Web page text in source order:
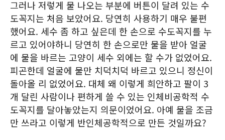
그러나 저렇게 물 나오는 부분에 버튼이 달려 있는 수
도꼭지는 처음 보았어요. 당연히 사용하기 매우 불편
했어요. 세수 좀 하고 싶은데 한 손으로 수도꼭지를 누
르고 있어야하니 당연히 한 손으로만 물을 받아 얼굴
에 물을 바르는 고양이 세수 외에는 할 수가 없었어요.
피곤한데 얼굴에 물만 치덕치덕 바르고 있으니 정신이
돌아올 리 없었어요. 대체 왜 이렇게 희안하고 팔이 3
개 달린 사람이나 편하게 쓸 수 있는 인체비공학적 수
도꼭지를 달아놓았는지 의문이었어요. 아예 물을 조금
만 쓰라고 이렇게 반인체공학적으로 만든 것일까요?